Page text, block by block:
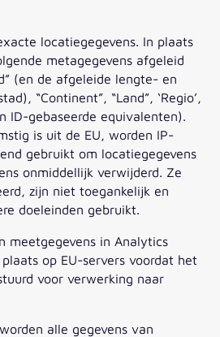
locatiegegevens. In plaats
metagegevens afgeleid
(en de afgeleide lengte- en
“Continent”, “Land”, ‘Regio’,
ID-gebaseerde equivalenten).
is uit de EU, worden IP-
gebruikt om locatiegegevens
onmiddellijk verwijderd. Ze
zijn niet toegankelijk en
doeleinden gebruikt.
meetgegevens in Analytics
op EU-servers voordat het
voor verwerking naar
alle gegevens van